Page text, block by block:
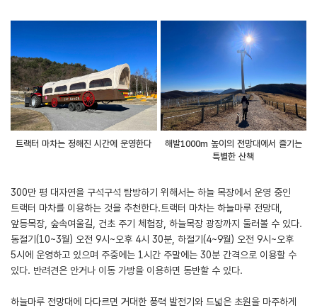
트랙터 마차는 정해진 시간에 운영한다
해발1000m 높이의 전망대에서 즐기는
특별한 산책
300만 평 대자연을 구석구석 탐방하기 위해서는 하늘 목장에서 운영 중인
트랙터 마차를 이용하는 것을 추천한다.트랙터 마차는 하늘마루 전망대,
앞등목장, 숲속여울길, 건초 주기 체험장, 하늘목장 광장까지 둘러볼 수 있다.
동절기(10~3월) 오전 9시~오후 4시 30분, 하절기(4~9월) 오전 9시~오후
5시에 운영하고 있으며 주중에는 1시간 주말에는 30분 간격으로 이용할 수
있다. 반려견은 안거나 이동 가방을 이용하면 동반할 수 있다.
하늘마루 전망대에 다다르면 거대한 풍력 발전기와 드넓은 초원을 마주하게